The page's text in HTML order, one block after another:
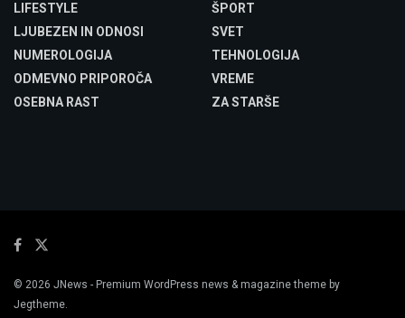
LIFESTYLE
LJUBEZEN IN ODNOSI
NUMEROLOGIJA
ODMEVNO PRIPOROČA
OSEBNA RAST
ŠPORT
SVET
TEHNOLOGIJA
VREME
ZA STARŠE
© 2026 JNews - Premium WordPress news & magazine theme by
Jegtheme.